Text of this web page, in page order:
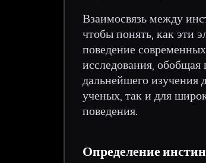
Взаимосвязь между
чтобы понять, как эти
поведение
исследования,
дальнейшего изучения
ученых, так и для
поведения.
Определение